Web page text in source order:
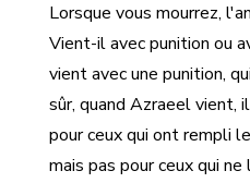
Lorsque vous mourrez,
Vient-il avec punition ou
vient avec une punition,
sûr, quand Azraeel vient,
pour ceux qui ont rempli
mais pas pour ceux qui